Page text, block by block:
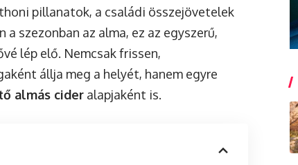
pillanatok, a családi összejövetelek
szezonban az alma, ez az egyszerű,
lép elő. Nemcsak frissen,
állja meg a helyét, hanem egyre
almás cider alapjaként is.